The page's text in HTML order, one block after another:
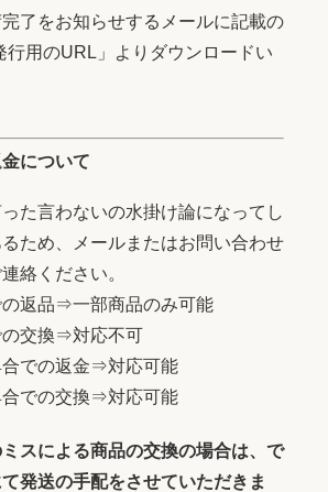
了をお知らせするメールに記載の
行用のURL」よりダウンロードい
について
た言わないの水掛け論になってし
ため、メールまたはお問い合わせ
絡ください。
の返品⇒一部商品のみ可能
の交換⇒対応不可
合での返金⇒対応可能
合での交換⇒対応可能
スによる商品の交換の場合は、で
発送の手配をさせていただきま